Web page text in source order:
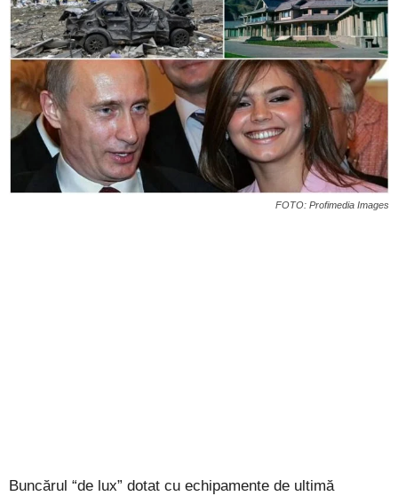
FOTO: Profimedia Images
Buncărul “de lux” dotat cu echipamente de ultimă